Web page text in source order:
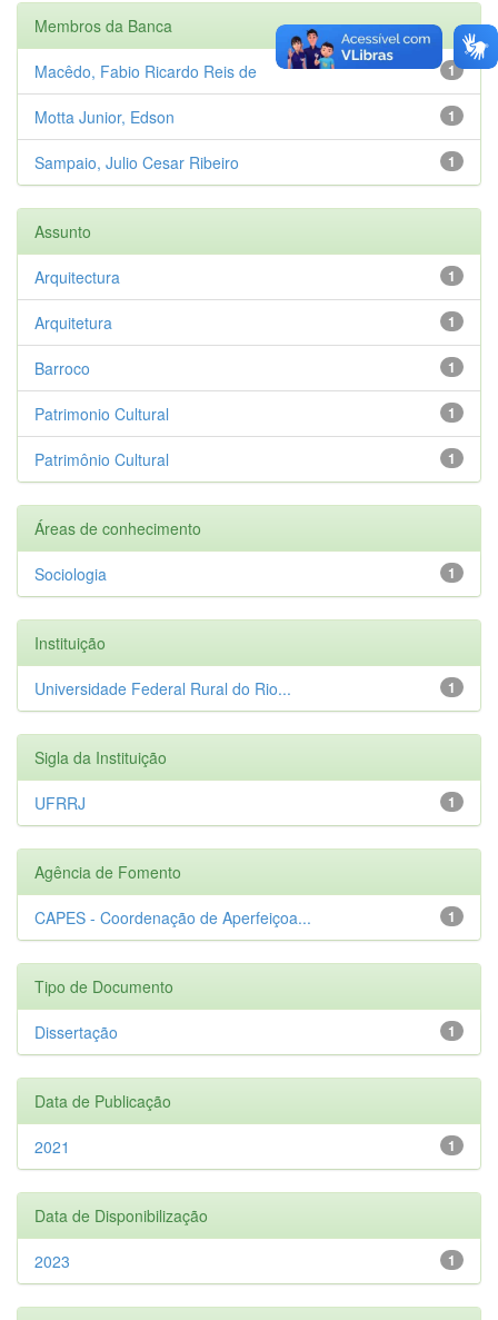
Membros da Banca
1
Macêdo, Fabio Ricardo Reis de
1
Motta Junior, Edson
1
Sampaio, Julio Cesar Ribeiro
Assunto
1
Arquitectura
1
Arquitetura
1
Barroco
1
Patrimonio Cultural
1
Patrimônio Cultural
Áreas de conhecimento
1
Sociologia
Instituição
1
Universidade Federal Rural do Rio...
Sigla da Instituição
1
UFRRJ
Agência de Fomento
1
CAPES - Coordenação de Aperfeiçoa...
Tipo de Documento
1
Dissertação
Data de Publicação
1
2021
Data de Disponibilização
1
2023